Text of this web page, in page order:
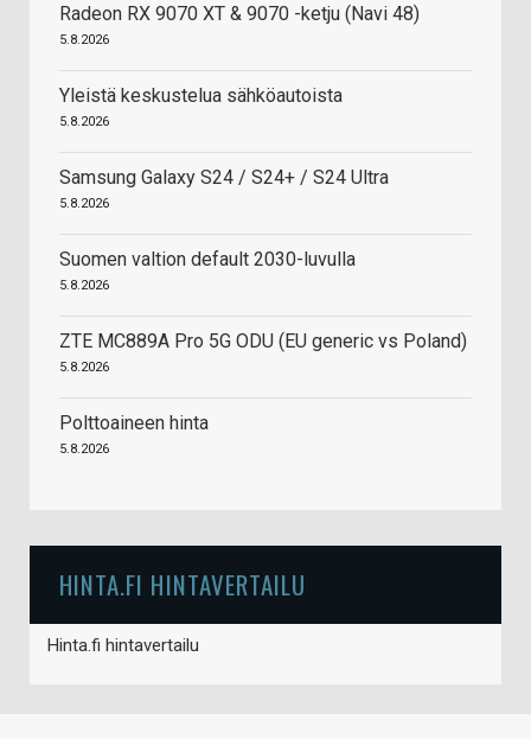
Radeon RX 9070 XT & 9070 -ketju (Navi 48)
5.8.2026
Yleistä keskustelua sähköautoista
5.8.2026
Samsung Galaxy S24 / S24+ / S24 Ultra
5.8.2026
Suomen valtion default 2030-luvulla
5.8.2026
ZTE MC889A Pro 5G ODU (EU generic vs Poland)
5.8.2026
Polttoaineen hinta
5.8.2026
HINTA.FI HINTAVERTAILU
Hinta.fi hintavertailu